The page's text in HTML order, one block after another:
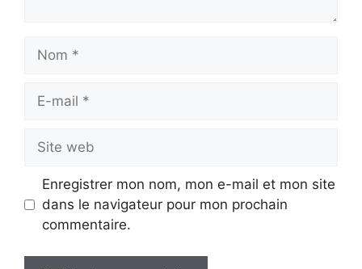
Nom
Site
web
Enregistrer mon nom, mon e-mail et mon site
dans le navigateur pour mon prochain
commentaire.